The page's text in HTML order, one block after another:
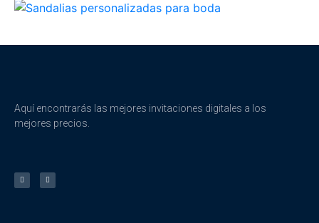
Aquí encontrarás las mejores invitaciones digitales a los
mejores precios.